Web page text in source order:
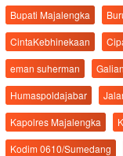
Bupati Majalengka
CintaKebhinekaan
eman suherman
Humaspoldajabar
Kapolres Majalengka
Kodim 0610/Sumedang